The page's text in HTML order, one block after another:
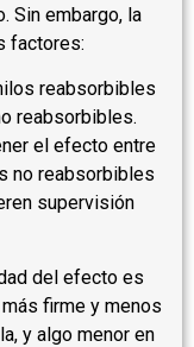
Sin embargo, la
factores:
reabsorbibles
reabsorbibles.
el efecto entre
no reabsorbibles
supervisión
del efecto es
firme y menos
y algo menor en